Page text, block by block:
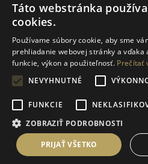
ponukách.
Stránka je chránená proti spamu pomocou
osobných údajov a podmienky služby ).
GASTROVIA group s.r.o. ©
Táto webstránka
cookies.
Používame súbory cookie, aby sme
prehliadanie webovej stránky a
funkcie, výkon a použiteľnosť. Prečítať
NEVYHNUTNÉ
FUNKCIE
ZOBRAZIŤ PODROBNOSTI
PRIJAŤ VŠETKO